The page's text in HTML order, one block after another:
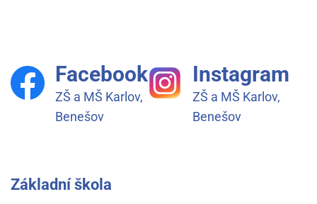
Facebook
ZŠ a MŠ Karlov,
Benešov
Instagram
ZŠ a MŠ Karlov,
Benešov
Základní škola